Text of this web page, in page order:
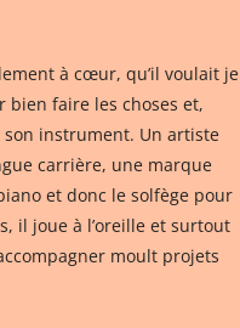
à cœur, qu’il voulait je
bien faire les choses et,
instrument. Un artiste
carrière, une marque
et donc le solfège pour
il joue à l’oreille et surtout
moult projets